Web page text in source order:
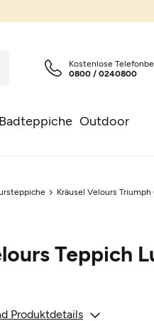
Outdoor
Kostenlose
0800 / 0240800
Kräusel Velours Triumph
Teppich
Produktdetails